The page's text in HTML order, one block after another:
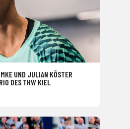
UND JULIAN KÖSTER
DES THW KIEL